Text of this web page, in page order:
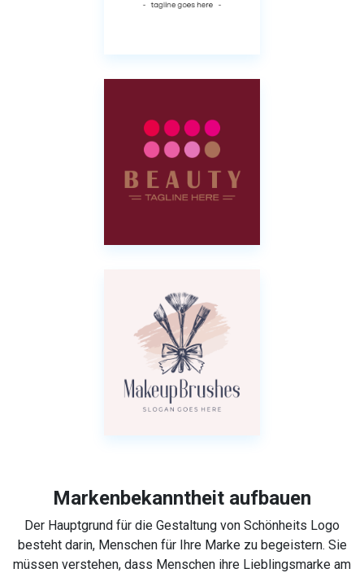
Markenbekanntheit aufbauen
Der Hauptgrund für die Gestaltung von Schönheits Logo
besteht darin, Menschen für Ihre Marke zu begeistern. Sie
müssen verstehen, dass Menschen ihre Lieblingsmarke am